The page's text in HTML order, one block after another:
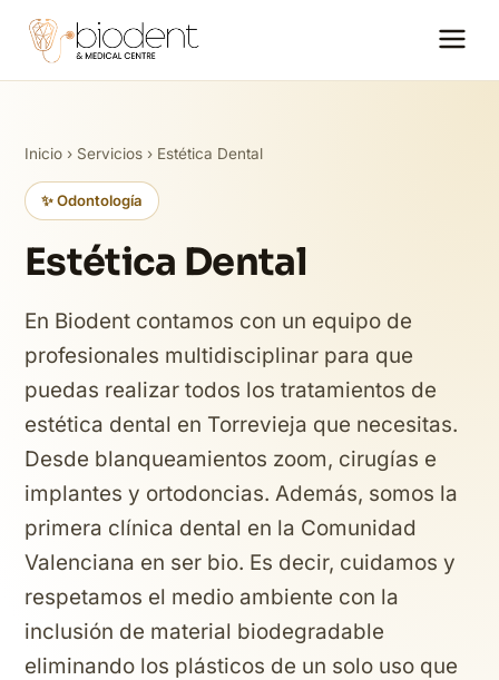
Inicio › Servicios › Estética Dental
✨ Odontología
Estética Dental
En Biodent contamos con un equipo de
profesionales multidisciplinar para que
puedas realizar todos los tratamientos de
estética dental en Torrevieja que necesitas.
Desde blanqueamientos zoom, cirugías e
implantes y ortodoncias. Además, somos la
primera clínica dental en la Comunidad
Valenciana en ser bio. Es decir, cuidamos y
respetamos el medio ambiente con la
inclusión de material biodegradable
eliminando los plásticos de un solo uso que